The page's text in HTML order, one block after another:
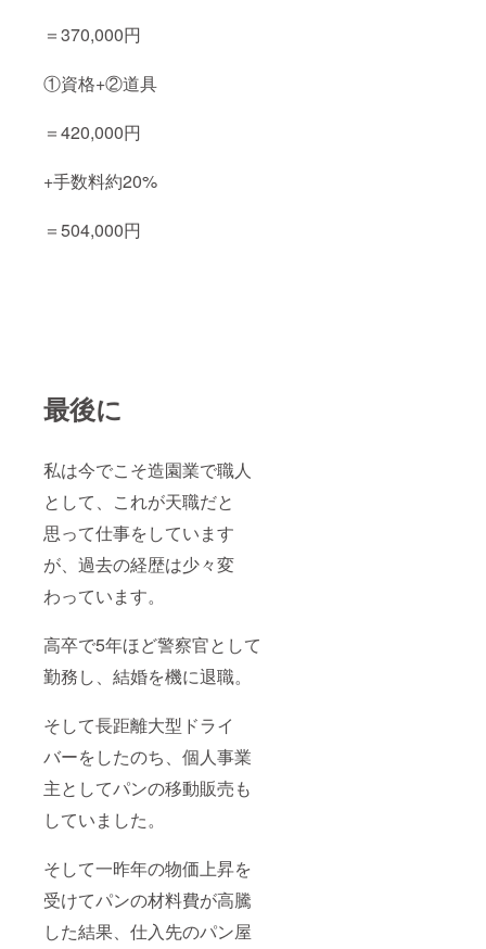
＝370,000円
①資格+②道具
＝420,000円
+手数料約20%
＝504,000円
最後に
私は今でこそ造園業で職人
として、これが天職だと
思って仕事をしています
が、過去の経歴は少々変
わっています。
高卒で5年ほど警察官として
勤務し、結婚を機に退職。
そして長距離大型ドライ
バーをしたのち、個人事業
主としてパンの移動販売も
していました。
そして一昨年の物価上昇を
受けてパンの材料費が高騰
した結果、仕入先のパン屋